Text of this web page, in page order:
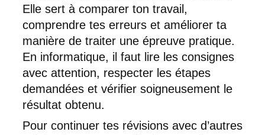
Elle sert à comparer ton travail,
comprendre tes erreurs et améliorer ta
manière de traiter une épreuve pratique.
En informatique, il faut lire les consignes
avec attention, respecter les étapes
demandées et vérifier soigneusement le
résultat obtenu.
Pour continuer tes révisions avec d’autres